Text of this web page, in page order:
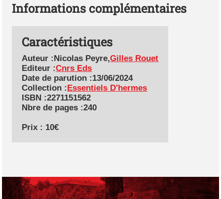
Informations complémentaires
Caractéristiques
Auteur :Nicolas Peyre,Gilles Rouet
Editeur :Cnrs Eds
Date de parution :13/06/2024
Collection : Essentiels D'hermes
ISBN :2271151562
Nbre de pages :240
Prix : 10€